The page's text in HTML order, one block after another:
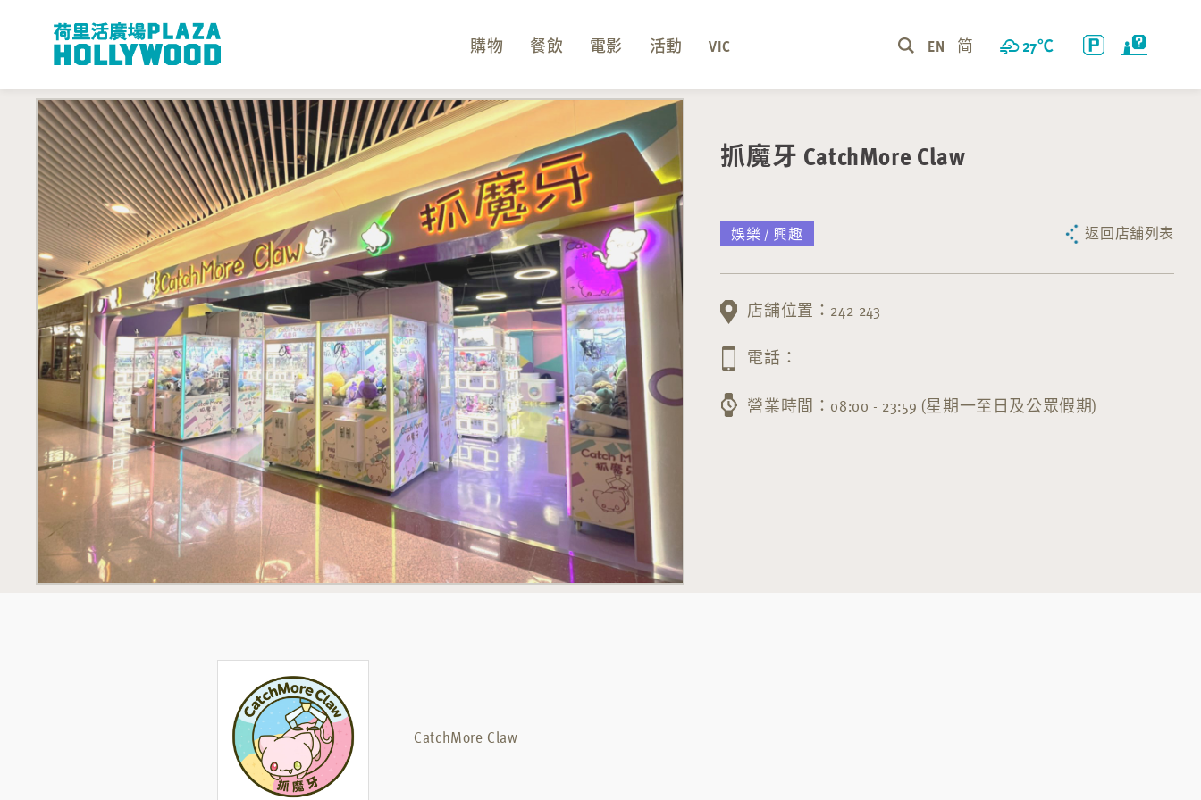
27℃
EN 简
購物 餐飲 電影 活動 VIC
抓魔牙 CatchMore Claw
娛樂 / 興趣 返回店舖列表
店舖位置：242-243
電話：
營業時間：08:00 - 23:59 (星期一至日及公眾假期)
CatchMore Claw